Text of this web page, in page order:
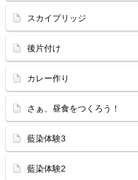
スカイプリッジ
後片付け
カレー作り
さぁ、昼食をつくろう！
藍染体験3
藍染体験2